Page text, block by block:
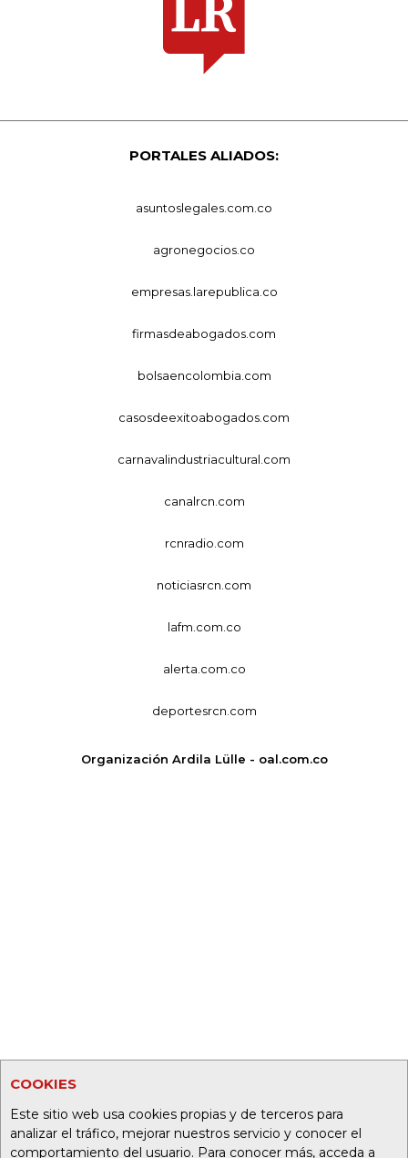
COOKIES
Este sitio web usa cookies propias y de terceros para
analizar el tráfico, mejorar nuestros servicio y conocer el
comportamiento del usuario. Para conocer más, acceda a
PORTALES ALIADOS:
asuntoslegales.com.co
agronegocios.co
empresas.larepublica.co
firmasdeabogados.com
bolsaencolombia.com
casosdeexitoabogados.com
carnavalindustriacultural.com
canalrcn.com
rcnradio.com
noticiasrcn.com
lafm.com.co
alerta.com.co
deportesrcn.com
Organización Ardila Lülle - oal.com.co